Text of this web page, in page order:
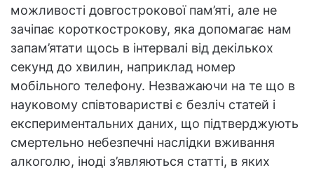
можливості довгострокової пам’яті, але не
зачіпає короткострокову, яка допомагає нам
запам’ятати щось в інтервалі від декількох
секунд до хвилин, наприклад номер
мобільного телефону. Незважаючи на те що в
науковому співтоваристві є безліч статей і
експериментальних даних, що підтверджують
смертельно небезпечні наслідки вживання
алкоголю, іноді з’являються статті, в яких